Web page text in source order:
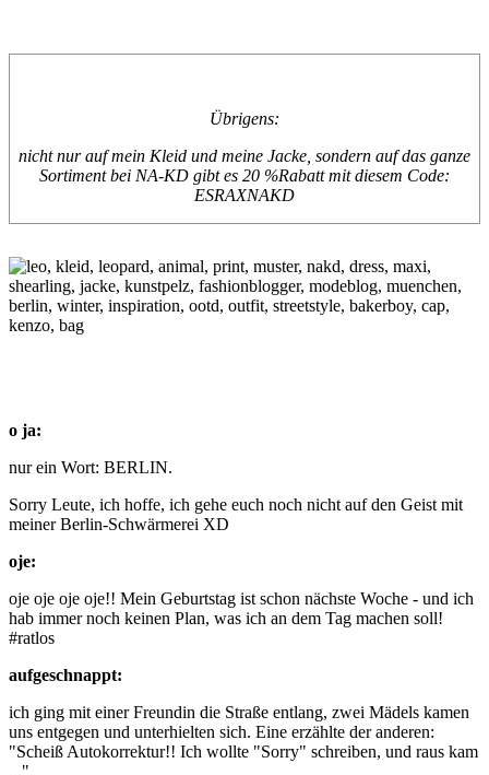
Übrigens:
nicht nur auf mein Kleid und meine Jacke, sondern auf das ganze
Sortiment bei NA-KD gibt es 20 %Rabatt mit diesem Code:
ESRAXNAKD
o ja:
nur ein Wort: BERLIN.
Sorry Leute, ich hoffe, ich gehe euch noch nicht auf den Geist mit
meiner Berlin-Schwärmerei XD
oje:
oje oje oje oje!! Mein Geburtstag ist schon nächste Woche - und ich
hab immer noch keinen Plan, was ich an dem Tag machen soll!
#ratlos
aufgeschnappt:
ich ging mit einer Freundin die Straße entlang, zwei Mädels kamen
uns entgegen und unterhielten sich. Eine erzählte der anderen:
"Scheiß Autokorrektur!! Ich wollte "Sorry" schreiben, und raus kam